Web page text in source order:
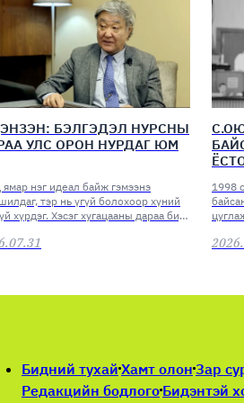
БЭЛГЭДЭЛ НУРСНЫ
УЛС ОРОН НУРДАГ ЮМ
ямар нэг идеал байж гэмээнэ
тэр нь үгүй болохоор хүний
хүрдэг. Хэсэг хугацааны дараа бид
Тиймээс л үүнийгээ үгүй хийж
1998
Бидний тухай Хамт олон Зар
Редакцийн бодлого Бидэнтэй